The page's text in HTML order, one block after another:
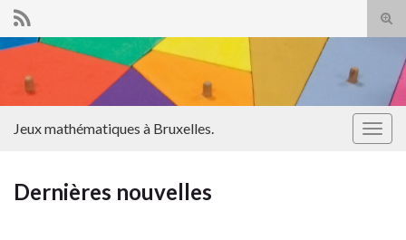
Search for:
Jeux mathématiques à Bruxelles.
Dernières nouvelles